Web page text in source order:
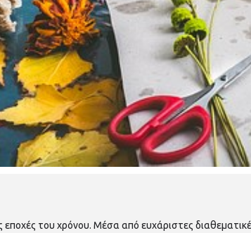
του χρόνου. Μέσα από ευχάριστες